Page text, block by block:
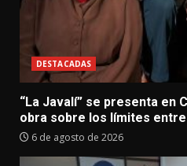
DESTACADAS
“La Javalí” se presenta en
obra sobre los límites
6 de agosto de 2026